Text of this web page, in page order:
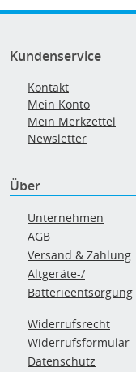
Kundenservice
Kontakt
Mein Konto
Mein Merkzettel
Newsletter
Über
Unternehmen
AGB
Versand & Zahlung
Altgeräte-/
Batterieentsorgung
Widerrufsrecht
Widerrufsformular
Datenschutz